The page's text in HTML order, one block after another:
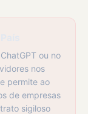
ou no
nos
permite ao
de empresas
sigiloso